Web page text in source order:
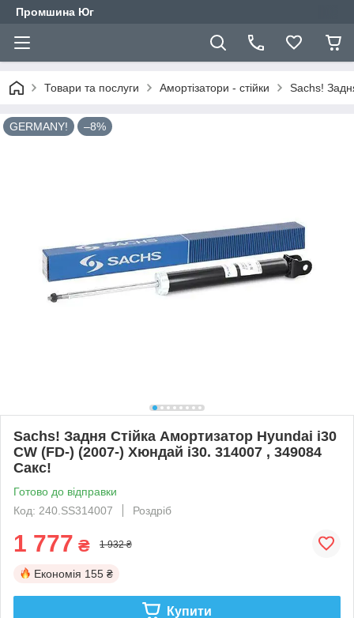
Промшина Юг
Товари та послуги Амортізатори - стійки Sachs!
GERMANY! –8%
Sachs! Задня Стійка Амортизатор Hyundai i30
CW (FD-) (2007-) Хюндай і30. 314007 , 349084
Сакс!
Готово до відправки
Код: 240.SS314007
Роздріб
1 777 ₴ 1 932 ₴
Економія 155 ₴
Купити